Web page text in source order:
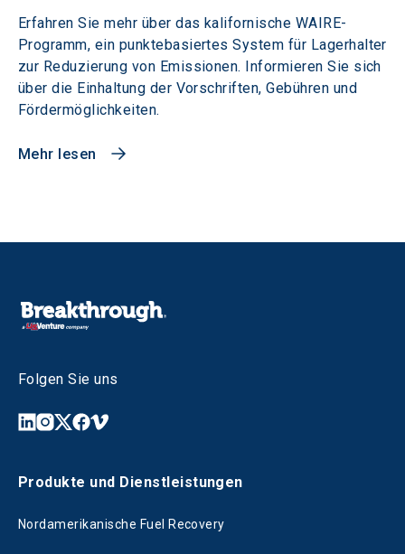
Erfahren Sie mehr über das kalifornische WAIRE-
Programm, ein punktebasiertes System für Lagerhalter
zur Reduzierung von Emissionen. Informieren Sie sich
über die Einhaltung der Vorschriften, Gebühren und
Fördermöglichkeiten.
Mehr lesen
Folgen Sie uns
Produkte und Dienstleistungen
Nordamerikanische Fuel Recovery